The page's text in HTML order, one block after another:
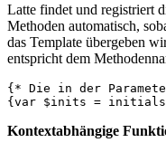
Latte findet und registriert
Methoden automatisch,
das Template übergeben
entspricht dem
{* Die in der
Kontextabhängige